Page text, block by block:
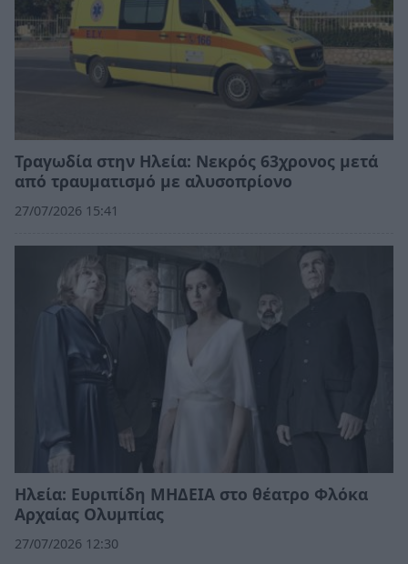
Τραγωδία στην Ηλεία: Νεκρός 63χρονος μετά
από τραυματισμό με αλυσοπρίονο
27/07/2026 15:41
Ηλεία: Ευριπίδη ΜΗΔΕΙΑ στο θέατρο Φλόκα
Αρχαίας Ολυμπίας
27/07/2026 12:30